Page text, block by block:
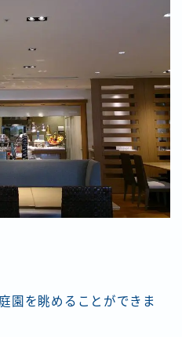
園を眺めることができま